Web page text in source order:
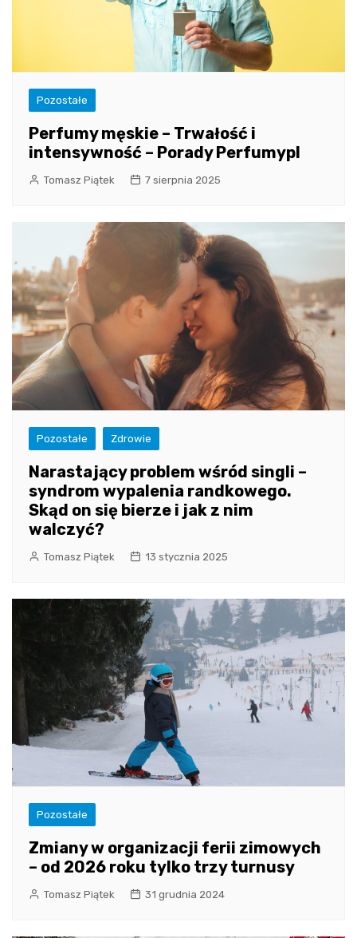
Pozostałe
Perfumy męskie – Trwałość i
intensywność – Porady Perfumypl
Tomasz Piątek 7 sierpnia 2025
Pozostałe Zdrowie
Narastający problem wśród singli –
syndrom wypalenia randkowego.
Skąd on się bierze i jak z nim
walczyć?
Tomasz Piątek 13 stycznia 2025
Pozostałe
Zmiany w organizacji ferii zimowych
– od 2026 roku tylko trzy turnusy
Tomasz Piątek 31 grudnia 2024